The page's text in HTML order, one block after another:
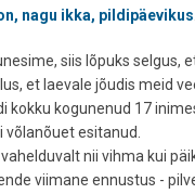
nagu ikka, pildipäevikus
siis lõpuks selgus,
et laevale jõudis meid
kokku kogunenud 17
võlanõuet esitanud.
nii vihma kui
viimane ennustus -